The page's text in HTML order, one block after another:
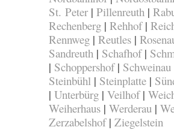
St. Peter | Pillenreuth |
Rechenberg | Rehhof|
Rennweg | Reutles |
Sandreuth | Schafhof|
| Schoppershof| Schweinau
Steinbühl | Steinplatte |
| Unterbürg | Veilhof|
Weiherhaus | Werderau |
Zerzabelshof| Ziegelstein